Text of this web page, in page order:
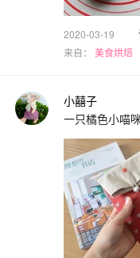
2020-03-19
来自： 美食烘焙
小囍子
一只橘色小喵